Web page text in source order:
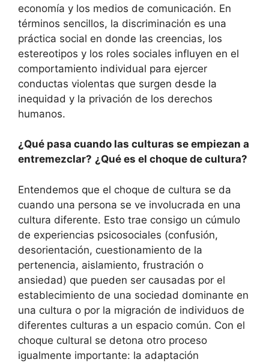
economía y los medios de comunicación. En
términos sencillos, la discriminación es una
práctica social en donde las creencias, los
estereotipos y los roles sociales influyen en el
comportamiento individual para ejercer
conductas violentas que surgen desde la
inequidad y la privación de los derechos
humanos.
¿Qué pasa cuando las culturas se empiezan a
entremezclar? ¿Qué es el choque de cultura?
Entendemos que el choque de cultura se da
cuando una persona se ve involucrada en una
cultura diferente. Esto trae consigo un cúmulo
de experiencias psicosociales (confusión,
desorientación, cuestionamiento de la
pertenencia, aislamiento, frustración o
ansiedad) que pueden ser causadas por el
establecimiento de una sociedad dominante en
una cultura o por la migración de individuos de
diferentes culturas a un espacio común. Con el
choque cultural se detona otro proceso
igualmente importante: la adaptación